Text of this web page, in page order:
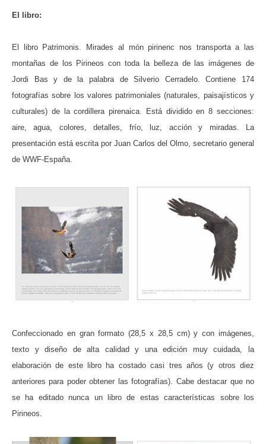
El libro:
El libro Patrimonis. Mirades al món pirinenc nos transporta a las
montañas de los Pirineos con toda la belleza de las imágenes de
Jordi Bas y de la palabra de Silverio Cerradelo. Contiene 174
fotografías sobre los valores patrimoniales (naturales, paisajísticos y
culturales) de la cordillera pirenaica. Está dividido en 8 secciones:
aire, agua, colores, detalles, frío, luz, acción y miradas. La
presentación está escrita por Juan Carlos del Olmo, secretario general
de WWF-España.
Confeccionado en gran formato (28,5 x 28,5 cm) y con imágenes,
texto y diseño de alta calidad y una edición muy cuidada, la
elaboración de este libro ha costado casi tres años (y otros diez
anteriores para poder obtener las fotografías). Cabe destacar que no
se ha editado nunca un libro de estas características sobre los
Pirineos.